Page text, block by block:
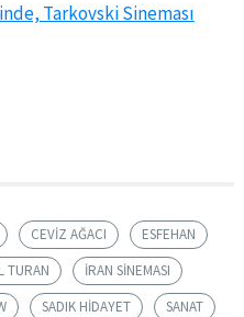
Tarkovski Sineması
CEVIZ AĞACI
ESFEHAN
TURAN
IRAN SINEMASI
SADIK HIDAYET
SANAT